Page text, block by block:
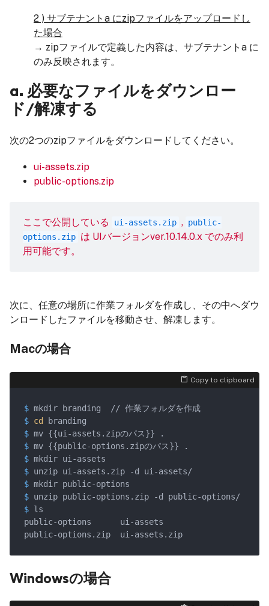
2 ) サブテナントa にzipファイルをアップロードし
た場合
→ zipファイルで定義した内容は、サブテナントa に
のみ反映されます。
a. 必要なファイルをダウンロー
ド/解凍する
次の2つのzipファイルをダウンロードしてください。
ui-assets.zip
public-options.zip
ここで公開している ui-assets.zip , public-
options.zip は UIバージョンver.10.14.0.x でのみ利
用可能です。
次に、任意の場所に作業フォルダを作成し、その中へダウ
ンロードしたファイルを移動させ、解凍します。
Macの場合
Copy to clipboard
$ mkdir branding  // 作業フォルダを作成
$ cd
branding
$ mv {{ui-assets.zipのパス}} .
$ mv {{public-options.zipのパス}} .
$ mkdir ui-assets
$ unzip ui-assets.zip -d ui-assets/
$ mkdir public-options
$ unzip public-options.zip -d public-options/
$ ls
Windowsの場合